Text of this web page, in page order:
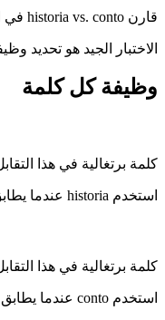
قارن historia vs. conto في البرتغالية البرازيلية: متى يناسب كل لفظ وما الخطأ الذي يجب تجنبه.
الاختبار الجيد هو تحديد
وظيفة كل كلمة
كلمة برتغالية في هذا
استخدم historia عندما يطابق السياق هذا الجانب من التقابل.
كلمة برتغالية في هذا
استخدم conto عندما يطابق السياق هذا الجانب من التقابل.